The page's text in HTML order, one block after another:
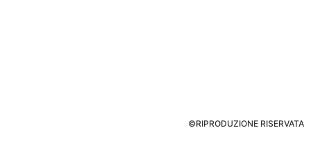
©RIPRODUZIONE RISERVATA